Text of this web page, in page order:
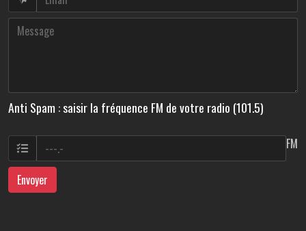
Anti Spam : saisir la fréquence FM de votre radio (101.5)
FM
Envoyer